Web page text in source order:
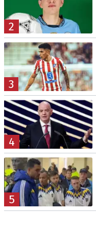
2
3
4
5